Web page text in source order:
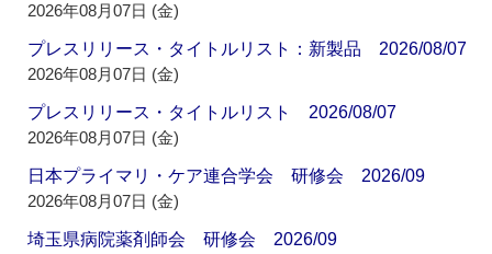
2026年08月07日 (金)
プレスリリース・タイトルリスト：新製品 2026/08/07
2026年08月07日 (金)
プレスリリース・タイトルリスト 2026/08/07
2026年08月07日 (金)
日本プライマリ・ケア連合学会 研修会 2026/09
2026年08月07日 (金)
埼玉県病院薬剤師会 研修会 2026/09